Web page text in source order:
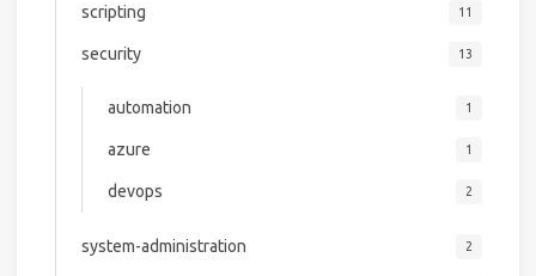
scripting 11
security 13
automation 1
azure 1
devops 2
system-administration 2